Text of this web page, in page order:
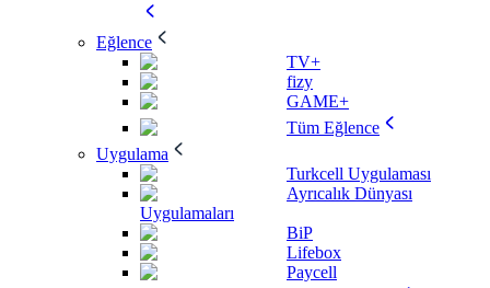
Eğlence
TV+
fizy
GAME+
Tüm Eğlence
Uygulama
Turkcell Uygulaması
Ayrıcalık Dünyası
Uygulamaları
BiP
Lifebox
Paycell